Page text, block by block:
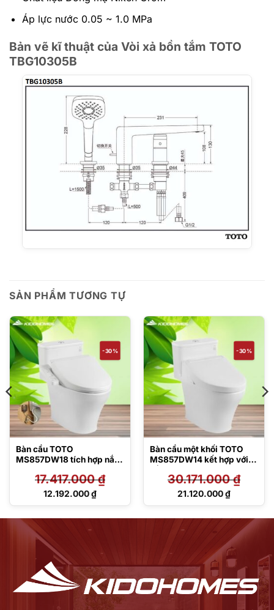
Áp lực nước 0.05 ~ 1.0 MPa
Bản vẽ kĩ thuật của Vòi xả bồn tắm TOTO
TBG10305B
SẢN PHẨM TƯƠNG TỰ
-30%
Bàn cầu TOTO
MS857DW18 tích hợp nắp
C2 – TCF23710AAA
17.417.000₫
Giá
12.192.000₫
Giá
-30%
Bàn cầu một khối TOTO
MS857DW14 kết hợp với
C5 – TCF24410AAA
(220V)
30.171.000₫
Giá
30.171.000 ₫.
21.120.000₫
Giá
21.120.000 ₫.